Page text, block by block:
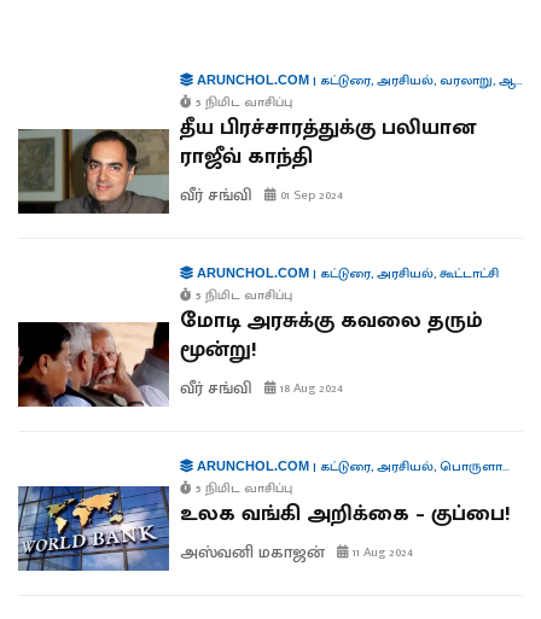
ARUNCHOL.COM| கட்டுரை,அரசியல், வரலாறு,ஆளுமைகள்
5 நிமிட வாசிப்பு
தீய பிரச்சாரத்துக்கு பலியான
ராஜீவ் காந்தி
வீர் சங்வி 01 Sep 2024
ARUNCHOL.COM| கட்டுரை,அரசியல்,கூட்டாட்சி
5 நிமிட வாசிப்பு
மோடி அரசுக்கு கவலை தரும்
மூன்று!
வீர் சங்வி 18 Aug 2024
ARUNCHOL.COM| கட்டுரை,அரசியல்,பொருளாதாரம்
5 நிமிட வாசிப்பு
உலக வங்கி அறிக்கை – குப்பை!
அஸ்வனி மகாஜன் 11 Aug 2024